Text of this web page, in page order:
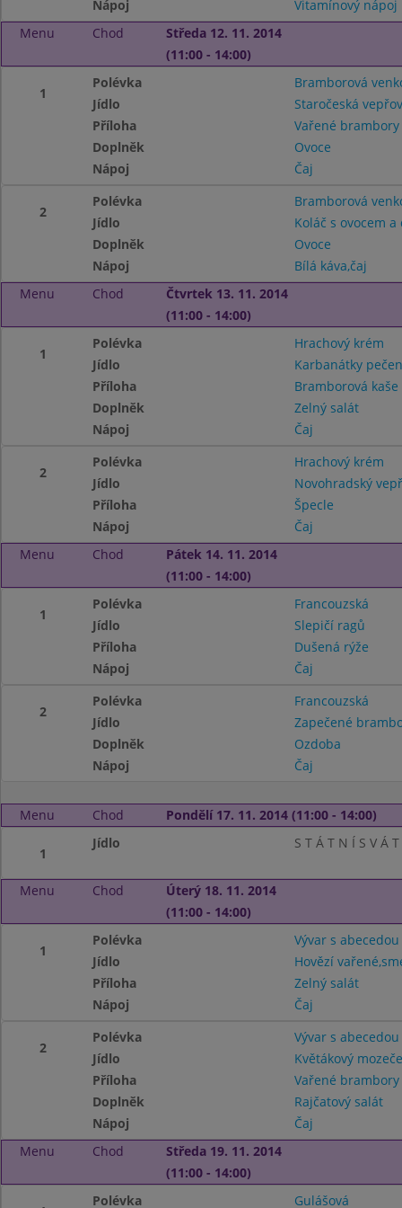
Nápoj
Vitamínový nápoj
Menu
Chod
Středa 12. 11. 2014
(11:00 - 14:00)
1
Polévka
Bramborová
Jídlo
Staročeská
Příloha
Vařené brambory
Doplněk
Ovoce
Nápoj
Čaj
2
Polévka
Bramborová
Jídlo
Koláč s ovocem
Doplněk
Ovoce
Nápoj
Bílá káva,čaj
Menu
Chod
Čtvrtek 13. 11. 2014
(11:00 - 14:00)
1
Polévka
Hrachový krém
Jídlo
Karbanátky
Příloha
Bramborová
Doplněk
Zelný salát
Nápoj
Čaj
2
Polévka
Hrachový krém
Jídlo
Novohradský
Příloha
Špecle
Nápoj
Čaj
Menu
Chod
Pátek 14. 11. 2014
(11:00 - 14:00)
1
Polévka
Francouzská
Jídlo
Slepičí ragů
Příloha
Dušená rýže
Nápoj
Čaj
2
Polévka
Francouzská
Jídlo
Zapečené
Doplněk
Ozdoba
Nápoj
Čaj
Menu Chod Pondělí 17. 11. 2014 (11:00 - 14:00)
1
Jídlo S T Á T N Í S V Á T
Menu Chod
Úterý 18. 11. 2014
(11:00 - 14:00)
1
Polévka
Vývar s abecedou
Jídlo
Hovězí
Příloha
Zelný salát
Nápoj
Čaj
2
Polévka
Vývar s abecedou
Jídlo
Květákový
Příloha
Vařené
Doplněk
Rajčatový salát
Nápoj
Čaj
Menu
Chod
Středa 19. 11. 2014
(11:00 - 14:00)
Polévka Gulášová